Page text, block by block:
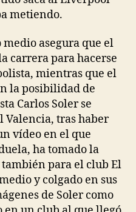
metiendo.
asegura que el
carrera para hacerse
mientras que el
la posibilidad de
Carlos Soler se
Valencia, tras haber
vídeo en el que
ha tomado la
para el club El
y colgado en sus
de Soler como